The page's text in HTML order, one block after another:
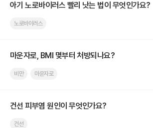
아기 노로바이러스 빨리 낫는 법이 무엇인가요?
노로바이러스
마운자로, BMI 몇부터 처방되나요?
비만 마운자로
건선 피부염 원인이 무엇인가요?
건선